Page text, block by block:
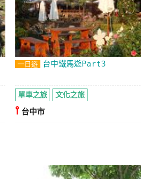
一日遊 台中鐵馬遊Part3
單車之旅 文化之旅
⫯ 台中市